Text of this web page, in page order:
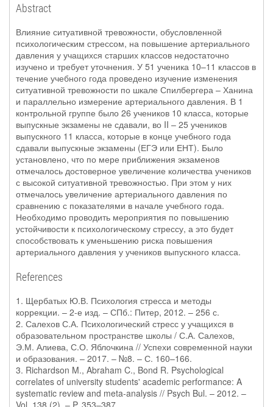
Abstract
Влияние ситуативной тревожности, обусловленной
психологическим стрессом, на повышение артериального
давления у учащихся старших классов недостаточно
изучено и требует уточнения. У 51 ученика 10–11 классов в
течение учебного года проведено изучение изменения
ситуативной тревожности по шкале Спилбергера – Ханина
и параллельно измерение артериального давления. В 1
контрольной группе было 26 учеников 10 класса, которые
выпускные экзамены не сдавали, во II – 25 учеников
выпускного 11 класса, которые в конце учебного года
сдавали выпускные экзамены (ЕГЭ или ЕНТ). Было
установлено, что по мере приближения экзаменов
отмечалось достоверное увеличение количества учеников
с высокой ситуативной тревожностью. При этом у них
отмечалось увеличение артериального давления по
сравнению с показателями в начале учебного года.
Необходимо проводить мероприятия по повышению
устойчивости к психологическому стрессу, а это будет
способствовать к уменьшению риска повышения
артериального давления у учеников выпускного класса.
References
1. Щербатых Ю.В. Психология стресса и методы
коррекции. – 2-е изд. – СПб.: Питер, 2012. – 256 с.
2. Салехов С.А. Психологический стресс у учащихся в
образовательном пространстве школы / С.А. Салехов,
Э.М. Алиева, С.О. Яблочкина // Успехи современной науки
и образования. – 2017. – №8. – С. 160–166.
3. Richardson M., Abraham C., Bond R. Psychological
correlates of university students' academic performance: A
systematic review and meta-analysis // Psych Bul. – 2012. –
Vol. 138 (2). – P. 353–387.